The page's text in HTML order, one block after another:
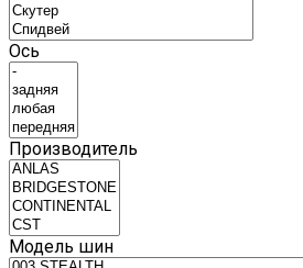
Ось
Производитель
Модель шин